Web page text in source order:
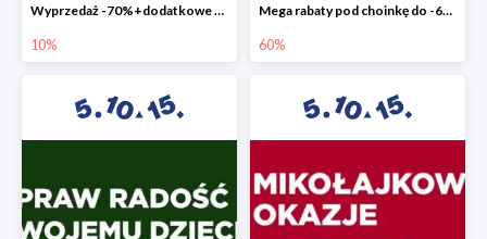
Wyprzedaż -70%+dodatkowe 10%
10%
Mega rabaty pod choinkę do -60%
60%